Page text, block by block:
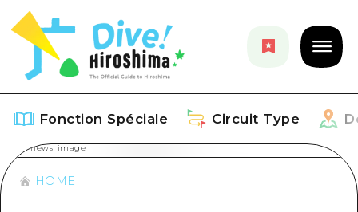
Fonction Spéciale Circuit Type
HOME